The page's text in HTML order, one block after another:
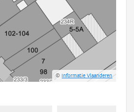
©Informatie Vlaanderen